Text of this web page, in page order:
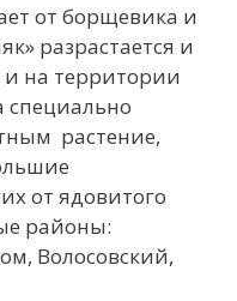
от борщевика и
разрастается и
на территории
специально
растение,
от ядовитого
районы:
Волосовский,